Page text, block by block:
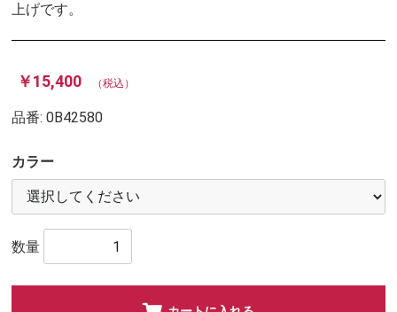
上げです。
￥15,400 （税込）
品番:0B42580
カラー
数量